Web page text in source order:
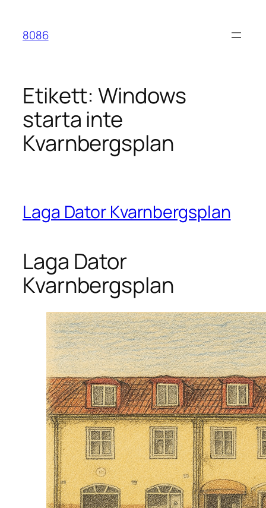
innehåll
8086
Etikett:Windows
starta inte
Kvarnbergsplan
Laga Dator Kvarnbergsplan
Laga Dator
Kvarnbergsplan